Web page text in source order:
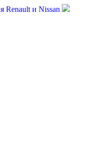
Renault и Nissan